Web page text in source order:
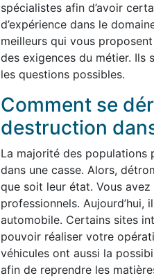
spécialistes afin d’avoir
d’expérience dans le
meilleurs qui vous
des exigences du métier.
les questions possibles.
Comment se
destruction
La majorité des populations
dans une casse. Alors,
que soit leur état. Vous
professionnels.
automobile. Certains sites
pouvoir réaliser votre
véhicules ont aussi la
afin de reprendre les